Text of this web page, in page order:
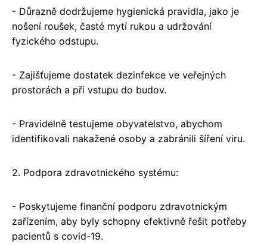
- Důrazně dodržujeme hygienická pravidla, jako je
nošení roušek, časté mytí rukou a udržování
fyzického odstupu.
- Zajišťujeme dostatek dezinfekce ve veřejných
prostorách a při vstupu do budov.
- Pravidelně testujeme obyvatelstvo, abychom
identifikovali nakažené osoby a zabránili šíření viru.
2. Podpora zdravotnického systému:
- Poskytujeme finanční podporu zdravotnickým
zařízením, aby byly schopny efektivně řešit potřeby
pacientů s covid-19.